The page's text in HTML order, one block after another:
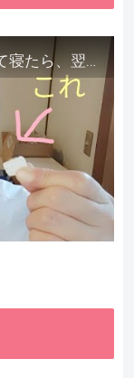
腎臓（腰）に「まるくん」を貼って寝たら、翌朝めちゃ楽でびっくりしました。腎臓叩いても痛くない！【お客様の声を試してみた】